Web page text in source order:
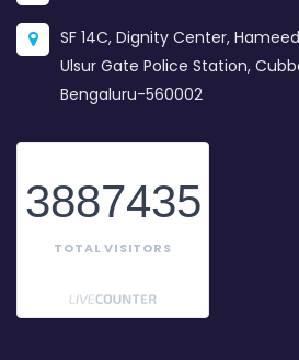
SF 14C, Dignity Center,
Ulsur Gate Police Station,
Bengaluru-560002
3887435
TOTAL VISITORS